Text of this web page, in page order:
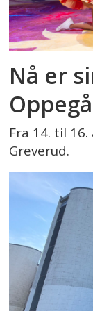
Nå er
Fra 14. til
Greverud.